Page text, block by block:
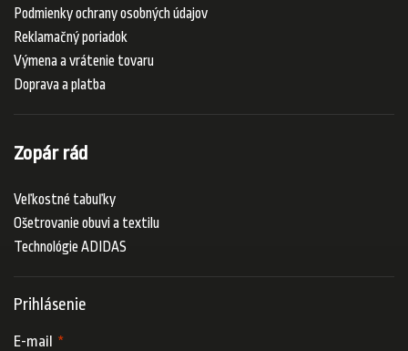
Podmienky ochrany osobných údajov
Reklamačný poriadok
Výmena a vrátenie tovaru
Doprava a platba
Zopár rád
Veľkostné tabuľky
Ošetrovanie obuvi a textilu
Technológie ADIDAS
Prihlásenie
E-mail